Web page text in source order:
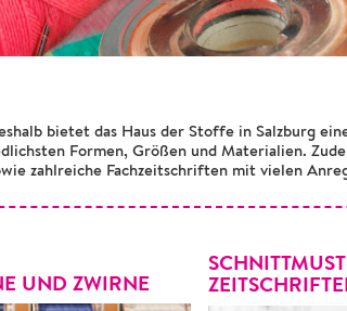
bietet das Haus der Stoffe in Salzburg
Formen, Größen und Materialien.
zahlreiche Fachzeitschriften mit vielen
UND ZWIRNE